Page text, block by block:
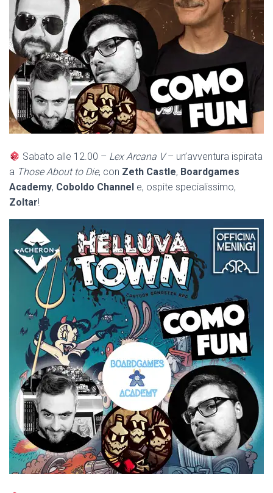
Sabato alle 12.00 – Lex Arcana V– un’avventura ispirata
a Those About to Die, con Zeth Castle, Boardgames
Academy, Coboldo Channel e, ospite specialissimo,
Zoltar!